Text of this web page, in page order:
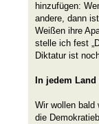
hinzufügen:
andere, dann
Weißen ihre
stelle ich fest
Diktatur ist
In jedem
Wir wollen bald
die